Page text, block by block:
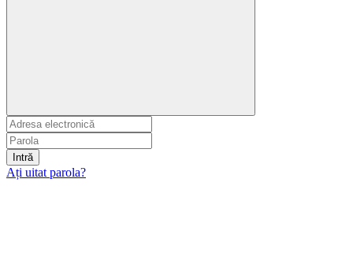
Intră
Ați uitat parola?